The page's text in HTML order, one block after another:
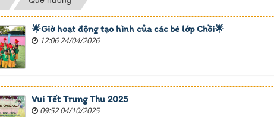
🌟Giờ hoạt động tạo hình của các bé lớp Chồi🌟
12:06 24/04/2026
Vui Tết Trung Thu 2025
09:52 04/10/2025